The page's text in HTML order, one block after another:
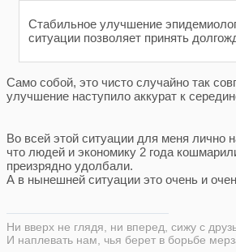
Стабильное улучшение
ситуации позволяет принять
Само собой, это чисто случайно так
улучшение наступило аккурат к
Во всей этой ситуации для меня лично
что людей и экономику 2 года
преизрядно удолбали.
А в нынешней ситуации это очень и
Ни вверх не глядя, ни вперед, сижу с
И наплевать нам, чья берет в борьбе